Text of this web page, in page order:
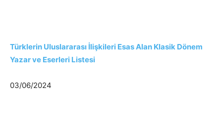
Türklerin Uluslararası İlişkileri Esas Alan Klasik Dönem
Yazar ve Eserleri Listesi
03/06/2024